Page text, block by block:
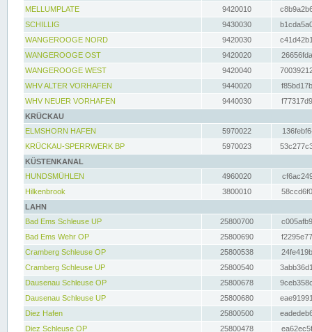
MELLUMPLATE
9420010
SCHILLIG
9430030
WANGEROOGE NORD
9420030
WANGEROOGE OST
9420020
WANGEROOGE WEST
9420040
WHV ALTER VORHAFEN
9440020
WHV NEUER VORHAFEN
9440030
KRÜCKAU
ELMSHORN HAFEN
5970022
KRÜCKAU-SPERRWERK BP
5970023
KÜSTENKANAL
HUNDSMÜHLEN
4960020
Hilkenbrook
3800010
LAHN
Bad Ems Schleuse UP
25800700
Bad Ems Wehr OP
25800690
Cramberg Schleuse OP
25800538
Cramberg Schleuse UP
25800540
Dausenau Schleuse OP
25800678
Dausenau Schleuse UP
25800680
Diez Hafen
25800500
Diez Schleuse OP
25800478